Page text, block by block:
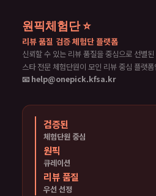
원픽체험단 ⭐
리뷰 품질 검증 체험단 플랫폼
신뢰할 수 있는 리뷰 품질을 중심으로 선별
스타 전문 체험단원이 모인 리뷰 중심 플랫
📧 help@onepick.kfsa.kr
검증된
체험단원 중심
원픽
큐레이션
리뷰 품질
우선 선정